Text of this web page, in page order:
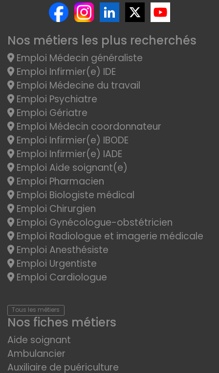
Nos métiers les plus recherchés
Emploi Médecin généraliste
Emploi Infirmier(e) IDE
Emploi Médecine du travail
Emploi Psychiatre
Emploi Gériatre
Emploi Médecin coordonnateur
Emploi Infirmier(e) IBODE
Emploi Infirmier(e) IADE
Emploi Aide soignant(e)
Emploi Pharmacien
Emploi Biologiste médical
Emploi Chirurgien
Emploi Gynécologue-obstétricien
Emploi Radiologue et imagerie médicale
Emploi Anesthésiste
Emploi Urgentiste
Emploi Cardiologue
Tous les métiers
Nos fiches métiers
Aide soignant
Ambulancier
Auxiliaire de puériculture